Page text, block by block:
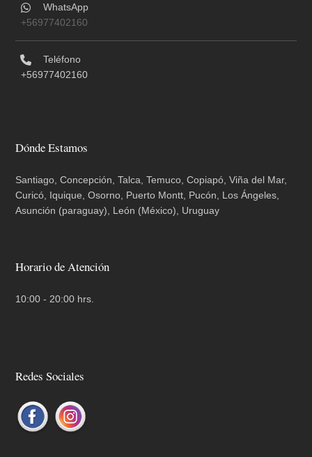
WhatsApp
+56977402160
Teléfono
+56977402160
Dónde Estamos
Santiago, Concepción, Talca, Temuco, Copiapó, Viña del Mar,
Curicó, Iquique, Osorno, Puerto Montt, Pucón, Los Ángeles,
Asunción (paraguay), León (México), Uruguay
Horario de Atención
10:00 - 20:00 hrs.
Redes Sociales